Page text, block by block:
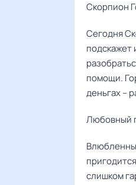
Скорпион
Сегодня
подскажет
помощи.
деньгах –
Любовный
слишком